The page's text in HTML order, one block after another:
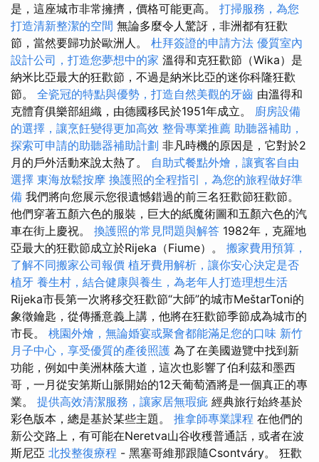
是，這座城市非常擁擠，價格可能更高。 打掃服務，為您
打造清新整潔的空間 無論多麼令人驚訝，非洲都有狂歡
節，當然要歸功於歐洲人。 杜拜簽證的申請方法 優質室內
設計公司，打造您夢想中的家 溫得和克狂歡節（Wika）是
納米比亞最大的狂歡節，不過是納米比亞的迷你科隆狂歡
節。 全瓷冠的特點與優勢，打造自然美觀的牙齒 由溫得和
克體育俱樂部組織，由德國移民於1951年成立。 廚房設備
的選擇，讓烹飪變得更加高效 整骨專業推薦 助聽器補助，
探索可申請的助聽器補助計劃 非凡時機的原因是，它對於2
月的戶外活動來說太熱了。 自助式餐點外燴，讓賓客自由
選擇 東海放鬆按摩 換護照的全程指引，為您的旅程做好準
備 我們將向您展示您很遺憾錯過的前三名狂歡節狂歡節。
他們穿著五顏六色的服裝，巨大的紙魔術圖和五顏六色的汽
車在街上慶祝。 換護照的常見問題與解答 1982年，克羅地
亞最大的狂歡節成立於Rijeka（Fiume）。 搬家費用預算，
了解不同搬家公司報價 植牙費用解析，讓你安心決定是否
植牙 養生村，結合健康與養生，為老年人打造理想生活
Rijeka市長第一次將移交狂歡節“大師”的城市MeštarToni的
象徵鑰匙，從傳播意義上講，他將在狂歡節季節成為城市的
市長。 桃園外燴，無論婚宴或聚會都能滿足您的口味 新竹
月子中心，享受優質的產後照護 為了在美國遊覽中找到新
功能，例如中美洲林蔭大道，這次也影響了伯利茲和墨西
哥，一月從安第斯山脈開始的12天葡萄酒將是一個真正的專
業。 提供高效清潔服務，讓家居無瑕疵 經典旅行始終基於
彩色版本，總是基於某些主題。 推拿師專業課程 在他們的
新公交路上，有可能在Neretva山谷收穫普通話，或者在波
斯尼亞 北投整復療程 - 黑塞哥維那跟隨Csontváry。 狂歡